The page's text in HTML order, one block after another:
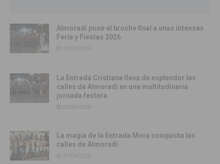
Almoradí pone el broche final a unas intensas
Feria y Fiestas 2026
03/08/2026
La Entrada Cristiana llena de esplendor las
calles de Almoradí en una multitudinaria
jornada festera
02/08/2026
La magia de la Entrada Mora conquista las
calles de Almoradí
01/08/2026